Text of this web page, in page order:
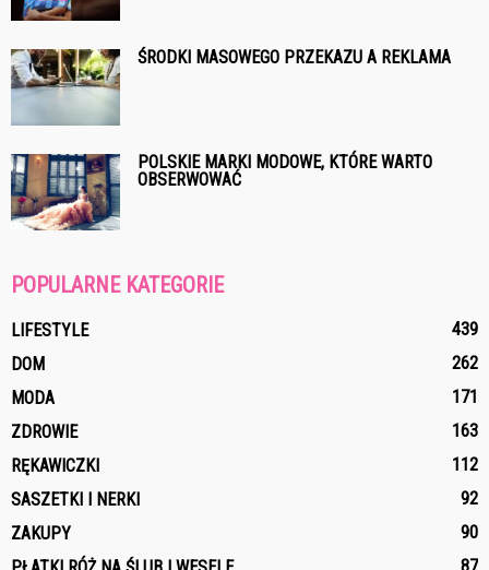
ŚRODKI MASOWEGO PRZEKAZU A REKLAMA
POLSKIE MARKI MODOWE, KTÓRE WARTO
OBSERWOWAĆ
POPULARNE KATEGORIE
LIFESTYLE
439
DOM
262
MODA
171
ZDROWIE
163
RĘKAWICZKI
112
SASZETKI I NERKI
92
ZAKUPY
90
87